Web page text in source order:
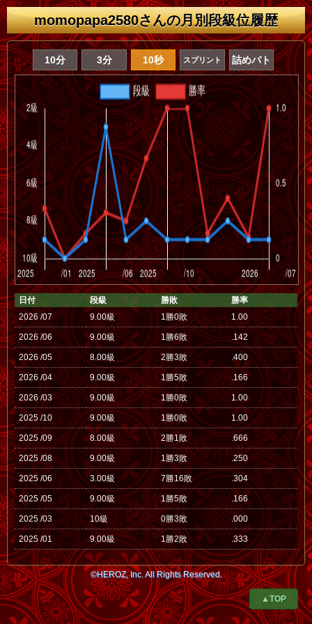
momopapa2580さんの月別段級位履歴
10分 3分 10秒 スプリント 詰めバト
日付 段級 勝敗
勝率
2026 /07
9.00級 1勝0敗 1.00
2026 /06 9.00級 1勝6敗 .142
2026 /05 8.00級 2勝3敗 .400
2026 /04 9.00級 1勝5敗 .166
2026 /03 9.00級 1勝0敗 1.00
2025 /10 9.00級 1勝0敗 1.00
2025 /09 8.00級 2勝1敗 .666
2025 /08 9.00級 1勝3敗 .250
2025 /06 3.00級 7勝16敗 .304
2025 /05 9.00級 1勝5敗 .166
2025 /03 10級 0勝3敗 .000
2025 /01 9.00級 1勝2敗 .333
©HEROZ, Inc. All Rights Reserved.
▲TOP